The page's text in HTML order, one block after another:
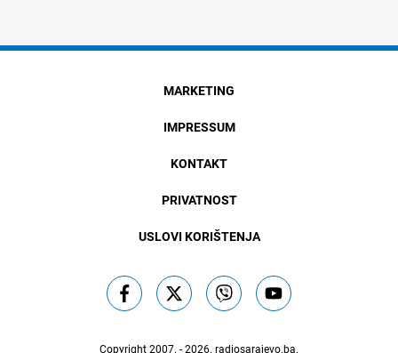
MARKETING
IMPRESSUM
KONTAKT
PRIVATNOST
USLOVI KORIŠTENJA
Copyright 2007. - 2026. radiosarajevo.ba.